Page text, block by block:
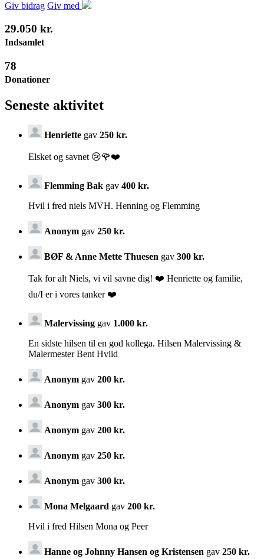
Giv bidrag Giv med
29.050 kr.
Indsamlet
78
Donationer
Seneste aktivitet
Henriette gav 250 kr.
Elsket og savnet 😢🌹❤️
Flemming Bak gav 400 kr.
Hvil i fred niels MVH. Henning og Flemming
Anonym gav 250 kr.
BØF & Anne Mette Thuesen gav 300 kr.
Tak for alt Niels, vi vil savne dig! ❤️ Henriette og familie,
du/I er i vores tanker ❤️
Malervissing gav 1.000 kr.
En sidste hilsen til en god kollega. Hilsen Malervissing &
Malermester Bent Hviid
Anonym gav 200 kr.
Anonym gav 300 kr.
Anonym gav 200 kr.
Anonym gav 250 kr.
Anonym gav 300 kr.
Mona Melgaard gav 200 kr.
Hvil i fred Hilsen Mona og Peer
Hanne og Johnny Hansen og Kristensen gav 250 kr.